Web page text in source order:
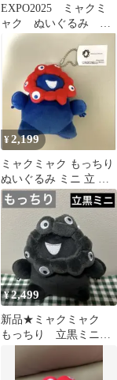
EXPO2025 ミャクミ
ャク ぬいぐるみ マ
スコット もっちり
¥2,199
ミャクミャク もっちり
ぬいぐるみ ミニ 立 ボ
ールチェーン
¥2,499
新品★ミャクミャク
もっちり 立黒ミニ
ボールチェーン ぬい
ぐるみマスコット